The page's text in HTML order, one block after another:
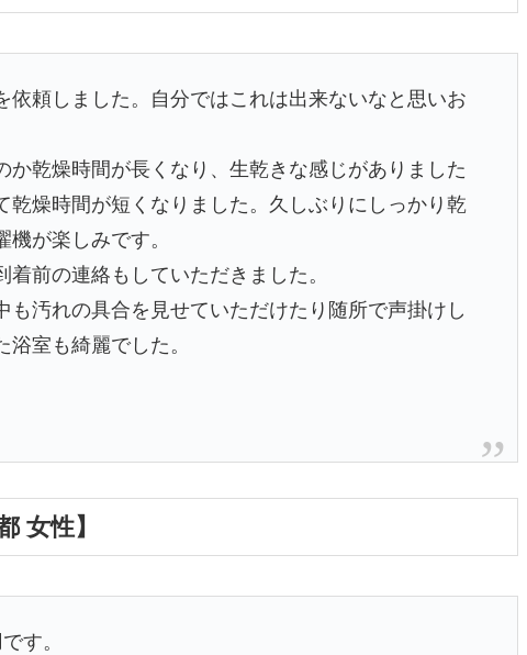
依頼しました。自分ではこれは出来ないなと思いお
乾燥時間が長くなり、生乾きな感じがありました
乾燥時間が短くなりました。久しぶりにしっかり乾
が楽しみです。
前の連絡もしていただきました。
も汚れの具合を見せていただけたり随所で声掛けし
室も綺麗でした。
女性】
す。